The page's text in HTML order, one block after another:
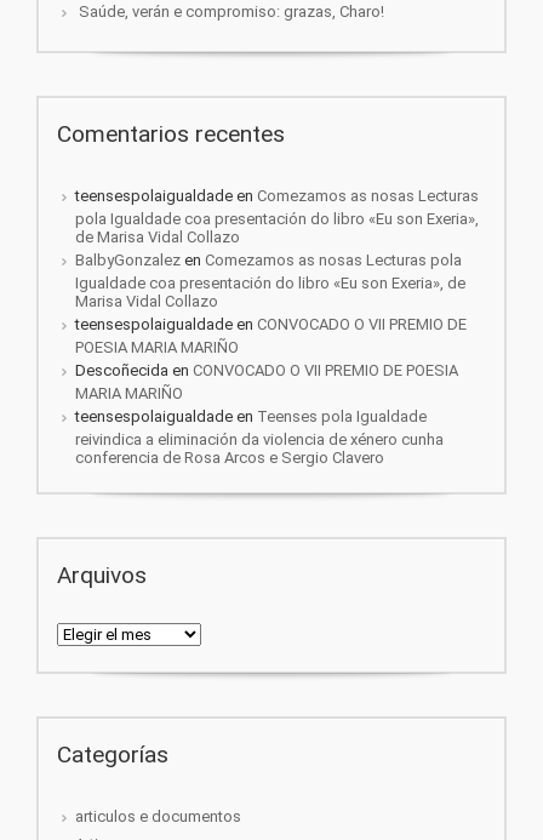
Saúde, verán e compromiso: grazas, Charo!
Comentarios recentes
teensespolaigualdade en Comezamos as nosas Lecturas
pola Igualdade coa presentación do libro «Eu son Exeria»,
de Marisa Vidal Collazo
BalbyGonzalez en Comezamos as nosas Lecturas pola
Igualdade coa presentación do libro «Eu son Exeria», de
Marisa Vidal Collazo
teensespolaigualdade en CONVOCADO O VII PREMIO DE
POESIA MARIA MARIÑO
Descoñecida en CONVOCADO O VII PREMIO DE POESIA
MARIA MARIÑO
teensespolaigualdade en Teenses pola Igualdade
reivindica a eliminación da violencia de xénero cunha
conferencia de Rosa Arcos e Sergio Clavero
Arquivos
Arquivos
Categorías
articulos e documentos